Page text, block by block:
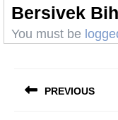
Bersivek
You must be
navigation
PREVIOUS